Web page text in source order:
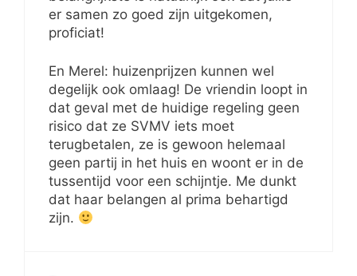
er samen zo goed zijn uitgekomen,
proficiat!
En Merel: huizenprijzen kunnen wel
degelijk ook omlaag! De vriendin loopt in
dat geval met de huidige regeling geen
risico dat ze SVMV iets moet
terugbetalen, ze is gewoon helemaal
geen partij in het huis en woont er in de
tussentijd voor een schijntje. Me dunkt
dat haar belangen al prima behartigd
zijn.